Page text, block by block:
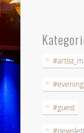
#guest